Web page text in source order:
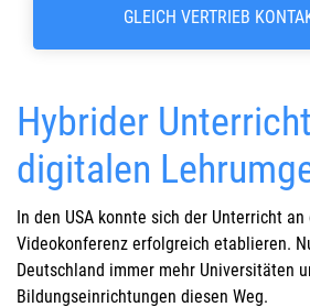
GLEICH VERTRIEB
Hybrider
digitalen
In den USA konnte sich der Unterricht
Videokonferenz erfolgreich etablieren.
Deutschland immer mehr Universitäten
Bildungseinrichtungen diesen Weg.